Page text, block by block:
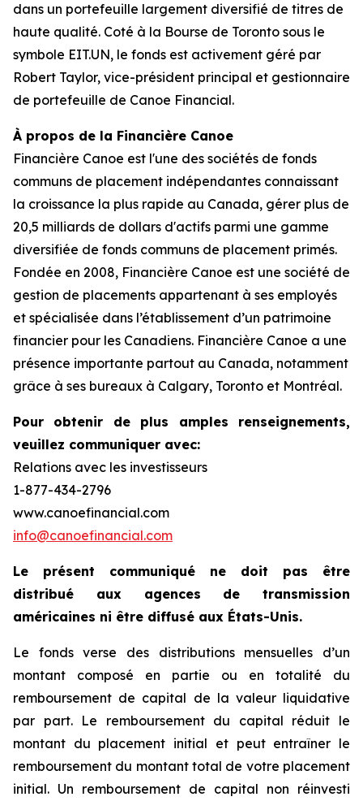
dans un portefeuille largement diversifié de titres de
haute qualité. Coté à la Bourse de Toronto sous le
symbole EIT.UN, le fonds est activement géré par
Robert Taylor, vice-président principal et gestionnaire
de portefeuille de Canoe Financial.
À propos de la Financière Canoe
Financière Canoe est l'une des sociétés de fonds
communs de placement indépendantes connaissant
la croissance la plus rapide au Canada, gérer plus de
20,5 milliards de dollars d'actifs parmi une gamme
diversifiée de fonds communs de placement primés.
Fondée en 2008, Financière Canoe est une société de
gestion de placements appartenant à ses employés
et spécialisée dans l’établissement d’un patrimoine
financier pour les Canadiens. Financière Canoe a une
présence importante partout au Canada, notamment
grâce à ses bureaux à Calgary, Toronto et Montréal.
Pour obtenir de plus amples renseignements,
veuillez communiquer avec:
Relations avec les investisseurs
1-877-434-2796
www.canoefinancial.com
info@canoefinancial.com
Le présent communiqué ne doit pas être
distribué aux agences de transmission
américaines ni être diffusé aux États-Unis.
Le fonds verse des distributions mensuelles d’un
montant composé en partie ou en totalité du
remboursement de capital de la valeur liquidative
par part. Le remboursement du capital réduit le
montant du placement initial et peut entraîner le
remboursement du montant total de votre placement
initial. Un remboursement de capital non réinvesti